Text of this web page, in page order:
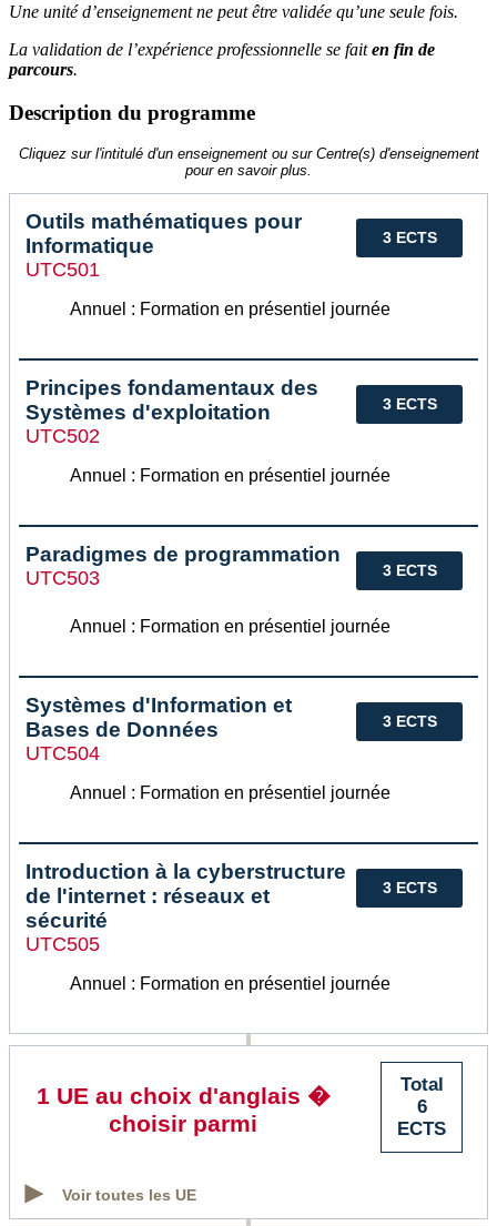
Une unité d’enseignement ne peut être validée qu’une seule fois.
La validation de l’expérience professionnelle se faiten fin de
parcours.
Description du programme
Cliquez sur l'intitulé d'un enseignement ou sur Centre(s) d'enseignement
pour en savoir plus.
3 ECTS
Outils mathématiques pour
Informatique
UTC501
Annuel : Formation en présentiel journée
3 ECTS
Principes fondamentaux des
Systèmes d'exploitation
UTC502
Annuel : Formation en présentiel journée
3 ECTS
Paradigmes de programmation
UTC503
Annuel : Formation en présentiel journée
3 ECTS
Systèmes d'Information et
Bases de Données
UTC504
Annuel : Formation en présentiel journée
3 ECTS
Introduction à la cyberstructure
de l'internet : réseaux et
sécurité
UTC505
Annuel : Formation en présentiel journée
Total
6
ECTS
1 UE au choix d'anglais �
choisir parmi
Voir toutes les UE